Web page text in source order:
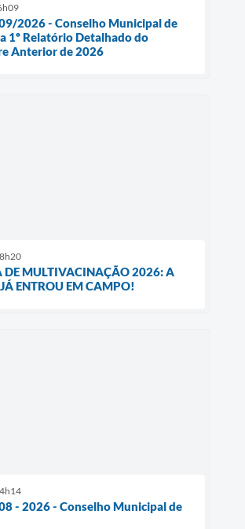
2026 - Conselho Municipal de
1º Relatório Detalhado do
Anterior de 2026
DE MULTIVACINAÇÃO 2026: A
ENTROU EM CAMPO!
- 2026 - Conselho Municipal de